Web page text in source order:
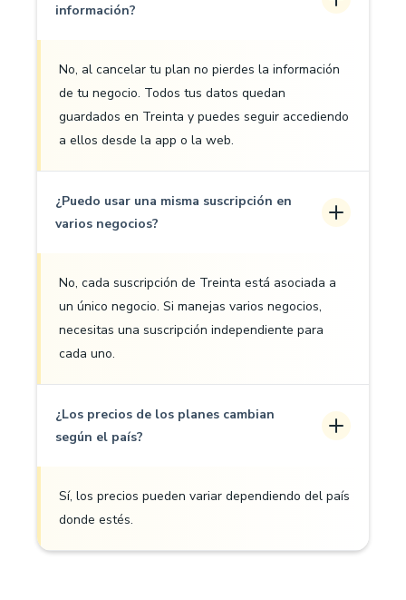
información?
No, al cancelar tu plan no pierdes la información
de tu negocio. Todos tus datos quedan
guardados en Treinta y puedes seguir accediendo
a ellos desde la app o la web.
¿Puedo usar una misma suscripción en
varios negocios?
No, cada suscripción de Treinta está asociada a
un único negocio. Si manejas varios negocios,
necesitas una suscripción independiente para
cada uno.
¿Los precios de los planes cambian
según el país?
Sí, los precios pueden variar dependiendo del país
donde estés.